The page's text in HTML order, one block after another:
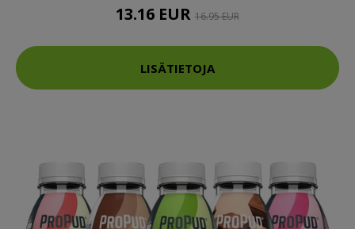
13.16 EUR 16.95 EUR
LISÄTIETOJA